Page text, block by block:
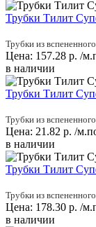
Трубки Тилит
Трубки из
Цена: 157.28 р. /
в наличии
Трубки Тилит
Трубки из
Цена: 21.82 р. /
в наличии
Трубки Тилит
Трубки из
Цена: 178.30 р. /
в наличии